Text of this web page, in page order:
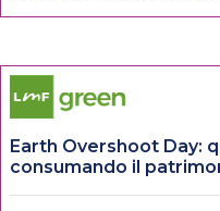
Earth Overshoot Day:
consumando il